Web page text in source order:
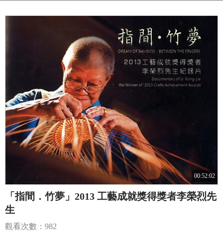
00:52:02
「指間．竹夢」2013 工藝成就獎得獎者李榮烈先
生
觀看次數：982